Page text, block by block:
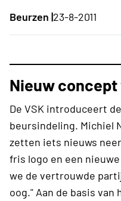
Beurzen |23-8-2011
Nieuw concept
De VSK introduceert
beursindeling. Michiel
zetten iets nieuws
fris logo en een
we de vertrouwde
oog." Aan de basis